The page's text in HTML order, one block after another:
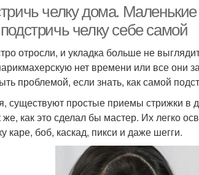
челку дома. Маленькие
челку себе самой
отросли, и укладка больше не
нет времени или все они
проблемой, если знать, как самой
существуют простые приемы стрижки
как это сделал бы мастер. Их легко
каре, боб, каскад, пикси и даже шегги.